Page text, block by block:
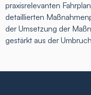
praxisrelevanten
detaillierten
der Umsetzung der
gestärkt aus der